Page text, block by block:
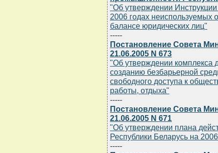
"Об утверждении
2006 годах неиспользуемых
балансе юридических лиц"
-----
Постановление Совета
21.06.2005 N 673
"Об утверждении комплекса
созданию безбарьерной
свободного доступа к
работы, отдыха"
-----
Постановление Совета
21.06.2005 N 671
"Об утверждении плана
Республики Беларусь на
-----